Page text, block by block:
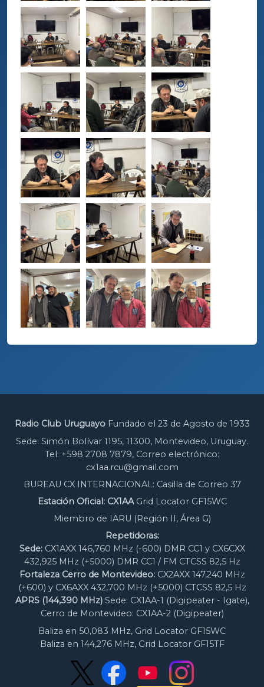
Radio Club UruguayoFundado el 23 de Agosto de 1933
Sede: Simón Bolívar 1195, 11300, Montevideo, Uruguay.
Tel: +598 2708 7879, Correo electrónico:
cx1aa.rcu@gmail.com
BUREAU CX INTERNACIONAL: Casilla de Correo 37
Estación Oficial: CX1AAGrid Locator GF15WC
Miembro de IARU (Región II, Área G)
Repetidoras:
Sede:CX1AXX 146,760 MHz (-600) DMR CC1 y CX6CXX
432,925 MHz (+5000) DMR CC1 / FM CTCSS 82,5 Hz
Fortaleza Cerro de Montevideo:CX2AXX 147,240 MHz
(+600) y CX6AXX 432,700 MHz (+5000) CTCSS 82,5 Hz
APRS (144,390 MHz)Sede: CX1AA-1 (Digipeater - Igate),
Cerro de Montevideo: CX1AA-2 (Digipeater)
Baliza en 50,083 MHz, Grid Locator GF15WC
Baliza en 144,276 MHz, Grid Locator GF15TF